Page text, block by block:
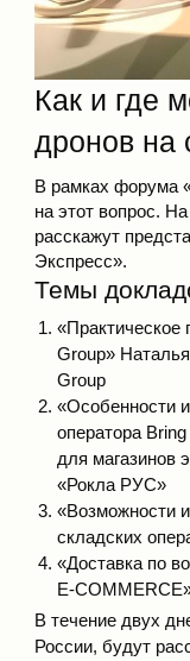
Как и где
дронов на
В рамках форума
на этот вопрос.
расскажут
Экспресс».
Темы
«Практическое
Group»
Group
«Особенности
оператора
для магазинов
«Рокла РУС»
«Возможности
складских
«Доставка по
E-
В течение двух
России, будут